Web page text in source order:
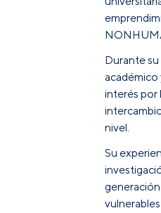
Durante
académico
interés por
nivel.
Su